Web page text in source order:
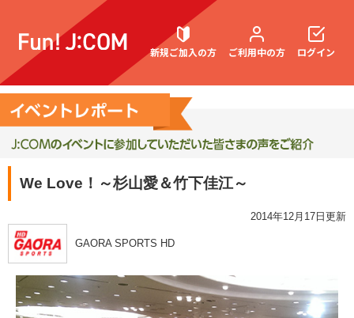
新規ご加入の方 ご利用中の方
契約内容確認・変更
お困りごと解決・よくあるご質問
ログイン
We Love！～杉山愛＆竹下佳江～
2014年12月17日更新
GAORA SPORTS HD